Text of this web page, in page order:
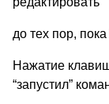
до тех пор,
Нажатие
“запустил”